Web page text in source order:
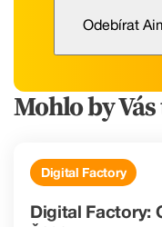
Mohlo by
Digital Factory
Digital Factory: